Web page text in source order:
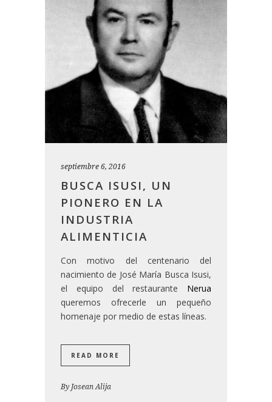
septiembre 6, 2016
BUSCA ISUSI, UN
PIONERO EN LA
INDUSTRIA
ALIMENTICIA
Con motivo del centenario del
nacimiento de José María Busca Isusi,
el equipo del restaurante Nerua
queremos ofrecerle un pequeño
homenaje por medio de estas líneas.
READ MORE
By Josean Alija